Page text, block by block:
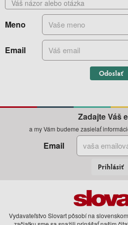
Meno
Email
Odoslať
Zadajte Váš
a my Vám budeme zasielať
Email
Prihlásiť
Vydavateľstvo Slovart pôsobí na